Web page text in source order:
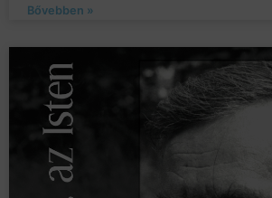
Bővebben »